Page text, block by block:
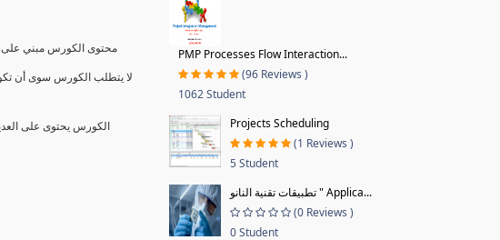
محتوى الكورس مبني على
لا يتطلب الكورس سوى أن
الكورس يحتوى على
PMP Processes Flow Interaction...
(96 Reviews )
1062 Student
Projects Scheduling
(1 Reviews )
5 Student
تطبيقات تقنية النانو " Applica...
(0 Reviews )
0 Student